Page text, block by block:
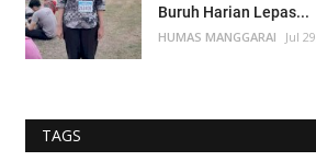
Buruh Harian Lepas...
HUMAS MANGGARAI Jul
TAGS